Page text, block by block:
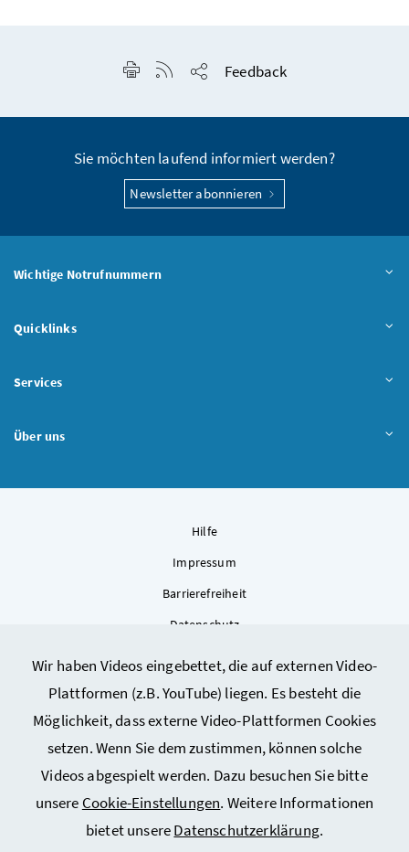
Wir haben Videos eingebettet, die auf externen Video-
Plattformen (z.B. YouTube) liegen. Es besteht die
Möglichkeit, dass externe Video-Plattformen Cookies
setzen. Wenn Sie dem zustimmen, können solche
Videos abgespielt werden. Dazu besuchen Sie bitte
unsere Cookie-Einstellungen. Weitere Informationen
bietet unsereDatenschutzerklärung.
Seite drucken
RSS-Feed anzeigen
Feedback
Sie möchten laufend informiert werden?
Newsletter abonnieren
Wichtige Notrufnummern
Quicklinks
Services
Über uns
Hilfe
Impressum
Barrierefreiheit
Datenschutz
Sitemap
Cookie-Einstellungen